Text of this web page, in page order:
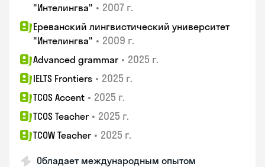
"Интелингва" • 2007 г.
Ереванский лингвистический университет
"Интелингва" • 2009 г.
Advanced grammar • 2025 г.
IELTS Frontiers • 2025 г.
TCOS Accent • 2025 г.
TCOS Teacher • 2025 г.
TCOW Teacher • 2025 г.
Обладает международным опытом